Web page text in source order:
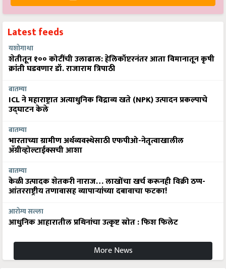
Latest feeds
यशोगाथा
शेतीतून १०० कोटींची उलाढाल: हेलिकॉप्टरनंतर आता विमानातून कृषी
क्रांती घडवणार डॉ. राजाराम त्रिपाठी
बातम्या
ICL ने महाराष्ट्रात अत्याधुनिक विद्राव्य खते (NPK) उत्पादन प्रकल्पाचे
उद्घाटन केले
बातम्या
भारताच्या ग्रामीण अर्थव्यवस्थेसाठी एफपीओ-नेतृत्वाखालील
अ‍ॅग्रीव्होल्टाईक्सची आशा
बातम्या
केळी उत्पादक शेतकरी नाराज… लाखोंचा खर्च करूनही विक्री ठप्प-
आंतरराष्ट्रीय तणावासह व्यापाऱ्यांच्या दबावाचा फटका!
आरोग्य सल्ला
आधुनिक आहारातील प्रथिनांचा उत्कृष्ट स्रोत : फिश फिलेट
More News